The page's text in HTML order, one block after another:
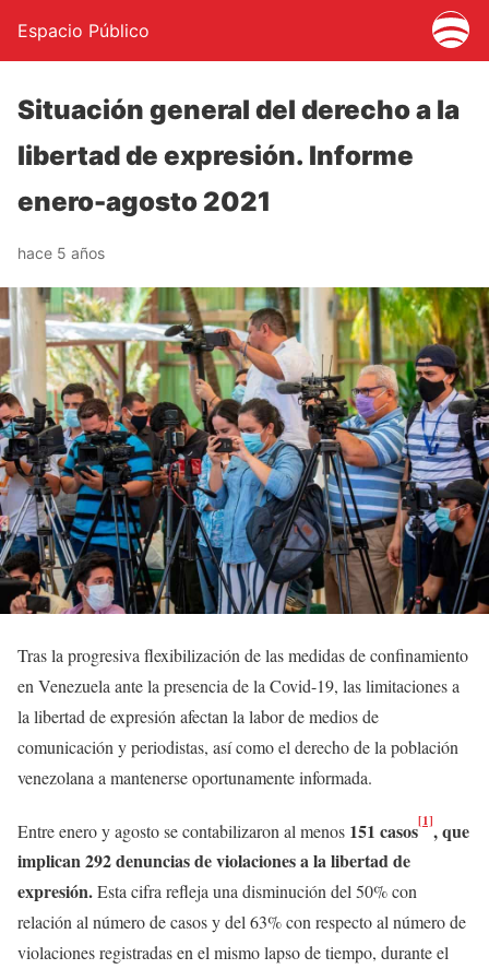
Espacio Público
Situación general del derecho a la
libertad de expresión. Informe
enero-agosto 2021
hace 5 años
Tras la progresiva flexibilización de las medidas de confinamiento
en Venezuela ante la presencia de la Covid-19, las limitaciones a
la libertad de expresión afectan la labor de medios de
comunicación y periodistas, así como el derecho de la población
venezolana a mantenerse oportunamente informada.
Entre enero y agosto se contabilizaron al menos 151 casos[1], que
implican 292 denuncias de violaciones a la libertad de
expresión.Esta cifra refleja una disminución del 50% con
relación al número de casos y del 63% con respecto al número de
violaciones registradas en el mismo lapso de tiempo, durante el